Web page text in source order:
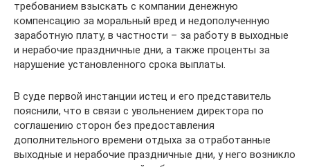
требованием взыскать с компании денежную
компенсацию за моральный вред и недополученную
заработную плату, в частности – за работу в выходные
и нерабочие праздничные дни, а также проценты за
нарушение установленного срока выплаты.
В суде первой инстанции истец и его представитель
пояснили, что в связи с увольнением директора по
соглашению сторон без предоставления
дополнительного времени отдыха за отработанные
выходные и нерабочие праздничные дни, у него возникло